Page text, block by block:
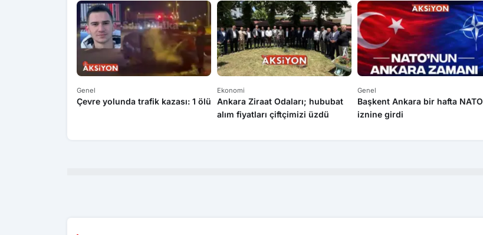
Genel
Çevre yolunda trafik kazası: 1 ölü
Ekonomi
Ankara Ziraat Odaları; hububat
alım fiyatları çiftçimizi üzdü
Genel
Başkent Ankara bir hafta NATO
iznine girdi